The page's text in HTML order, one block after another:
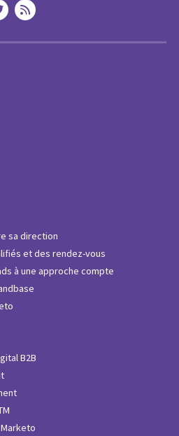
sa direction
et des rendez-vous
à une approche compte
B2B